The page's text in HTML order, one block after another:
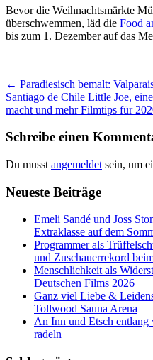
Bevor die Weihnachtsmärkte
überschwemmen, läd die Food
bis zum 1. Dezember auf das
Beitrags-
Navigation
← Paradiesisch bemalt:
Santiago de Chile Little Joe,
macht und mehr Filmtips für
Schreibe einen
Du musst angemeldet sein, um
Neueste Beiträge
Emeli Sandé und Joss
Extraklasse auf dem
Programmer als
und Zuschauerrekord
Menschlichkeit als
Deutschen Films 2026
Ganz viel Liebe &
Tollwood Sauna Arena
An Inn und Etsch entlang
radeln